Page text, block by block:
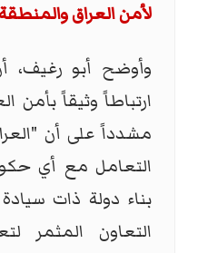
لأمن العراق
وأوضح أبو رغيف،
ارتباطاً وثيقاً بأمن
مشدداً على أن
التعامل مع أي
بناء دولة ذات
التعاون المثمر